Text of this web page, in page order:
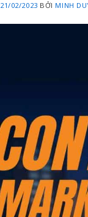
21/02/2023 BỞI MINH